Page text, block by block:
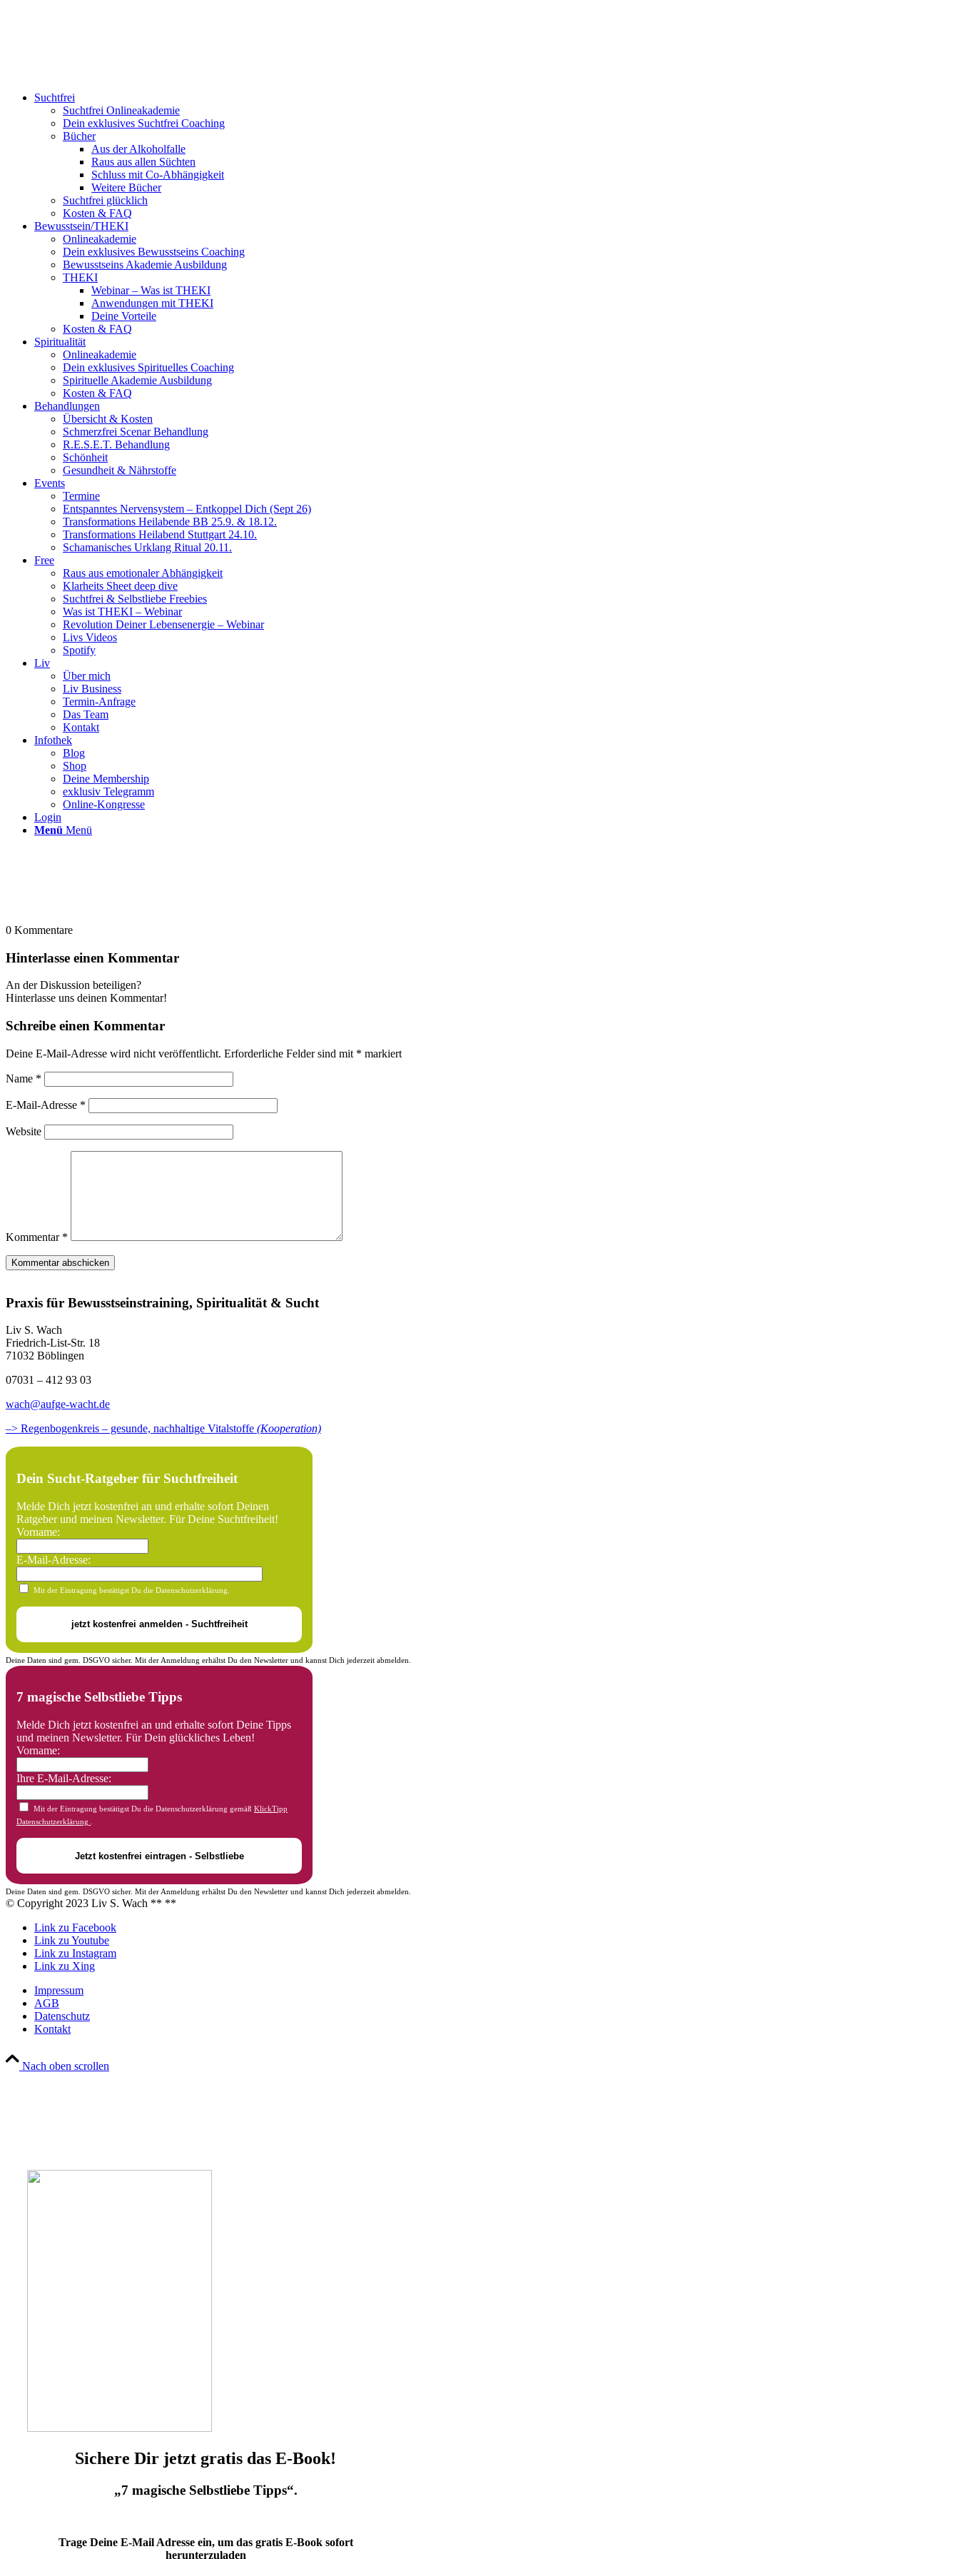
Suchtfrei
Suchtfrei Onlineakademie
Dein exklusives Suchtfrei Coaching
Bücher
Aus der Alkoholfalle
Raus aus allen Süchten
Schluss mit Co-Abhängigkeit
Weitere Bücher
Suchtfrei glücklich
Kosten & FAQ
Bewusstsein/THEKI
Onlineakademie
Dein exklusives Bewusstseins Coaching
Bewusstseins Akademie Ausbildung
THEKI
Webinar – Was ist THEKI
Anwendungen mit THEKI
Deine Vorteile
Kosten & FAQ
Spiritualität
Onlineakademie
Dein exklusives Spirituelles Coaching
Spirituelle Akademie Ausbildung
Kosten & FAQ
Behandlungen
Übersicht & Kosten
Schmerzfrei Scenar Behandlung
R.E.S.E.T. Behandlung
Schönheit
Gesundheit & Nährstoffe
Events
Termine
Entspanntes Nervensystem – Entkoppel Dich (Sept 26)
Transformations Heilabende BB 25.9. & 18.12.
Transformations Heilabend Stuttgart 24.10.
Schamanisches Urklang Ritual 20.11.
Free
Raus aus emotionaler Abhängigkeit
Klarheits Sheet deep dive
Suchtfrei & Selbstliebe Freebies
Was ist THEKI – Webinar
Revolution Deiner Lebensenergie – Webinar
Livs Videos
Spotify
Liv
Über mich
Liv Business
Termin-Anfrage
Das Team
Kontakt
Infothek
Blog
Shop
Deine Membership
exklusiv Telegramm
Online-Kongresse
Login
Menü Menü
0 Kommentare
Hinterlasse einen Kommentar
An der Diskussion beteiligen?
Hinterlasse uns deinen Kommentar!
Schreibe einen Kommentar
Deine E-Mail-Adresse wird nicht veröffentlicht. Erforderliche Felder sind mit * markiert
Name *
E-Mail-Adresse *
Website
Kommentar *
Praxis für Bewusstseinstraining, Spiritualität & Sucht
Liv S. Wach
Friedrich-List-Str. 18
71032 Böblingen
07031 – 412 93 03
wach@aufge-wacht.de
–> Regenbogenkreis – gesunde, nachhaltige Vitalstoffe (Kooperation)
Dein Sucht-Ratgeber für Suchtfreiheit
Melde Dich jetzt kostenfrei an und erhalte sofort Deinen
Ratgeber und meinen Newsletter. Für Deine Suchtfreiheit!
Vorname:
E-Mail-Adresse:
Mit der Eintragung bestätigst Du die Datenschutzerklärung.
Deine Daten sind gem. DSGVO sicher. Mit der Anmeldung erhältst Du den Newsletter und kannst Dich jederzeit abmelden.
7 magische Selbstliebe Tipps
Melde Dich jetzt kostenfrei an und erhalte sofort Deine Tipps
und meinen Newsletter. Für Dein glückliches Leben!
Vorname:
Ihre E-Mail-Adresse:
Mit der Eintragung bestätigst Du die Datenschutzerklärung gemäß KlickTipp
Datenschutzerklärung
Deine Daten sind gem. DSGVO sicher. Mit der Anmeldung erhältst Du den Newsletter und kannst Dich jederzeit abmelden.
© Copyright 2023 Liv S. Wach ** **
Link zu Facebook
Link zu Youtube
Link zu Instagram
Link zu Xing
Impressum
AGB
Datenschutz
Kontakt
Nach oben scrollen
Sichere Dir jetzt gratis das E-Book!
„7 magische Selbstliebe Tipps“.
Trage Deine E-Mail Adresse ein, um das gratis E-Book sofort
herunterzuladen